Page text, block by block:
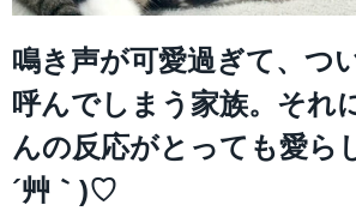
鳴き声が可愛過ぎて、つ
呼んでしまう家族。それ
んの反応がとっても愛ら
´艸｀)♡